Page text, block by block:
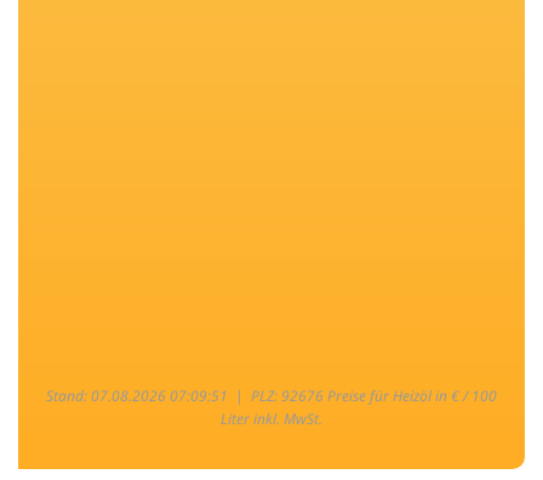
Stand: 07.08.2026 07:09:51 | PLZ: 92676 Preise für Heizöl in € / 100
Liter inkl. MwSt.